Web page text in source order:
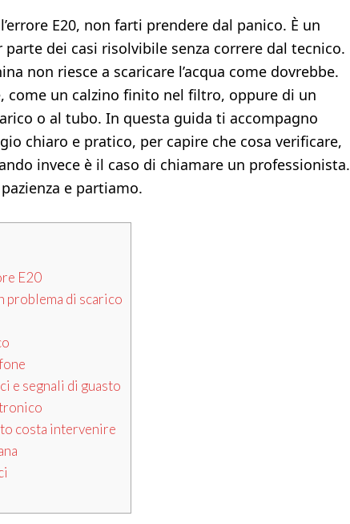
E20, non farti prendere dal panico. È un
dei casi risolvibile senza correre dal tecnico.
non riesce a scaricare l’acqua come dovrebbe.
come un calzino finito nel filtro, oppure di un
o al tubo. In questa guida ti accompagno
chiaro e pratico, per capire che cosa verificare,
invece è il caso di chiamare un professionista.
e partiamo.
E20
problema di scarico
e segnali di guasto
costa intervenire